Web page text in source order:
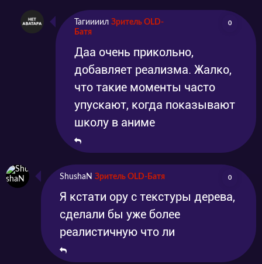
Тагиииил Зритель OLD-
Батя
0
Даа очень прикольно,
добавляет реализма. Жалко,
что такие моменты часто
упускают, когда показывают
школу в аниме
ShushaN Зритель OLD-Батя 0
Я кстати ору с текстуры дерева,
сделали бы уже более
реалистичную что ли